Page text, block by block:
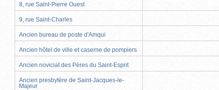
8, rue Saint-Pierre Ouest
9, rue Saint-Charles
Ancien bureau de poste d'Amqui
Ancien hôtel de ville et caserne de pompiers
Ancien noviciat des Pères du Saint-Esprit
Ancien presbytère de Saint-Jacques-le-
Majeur